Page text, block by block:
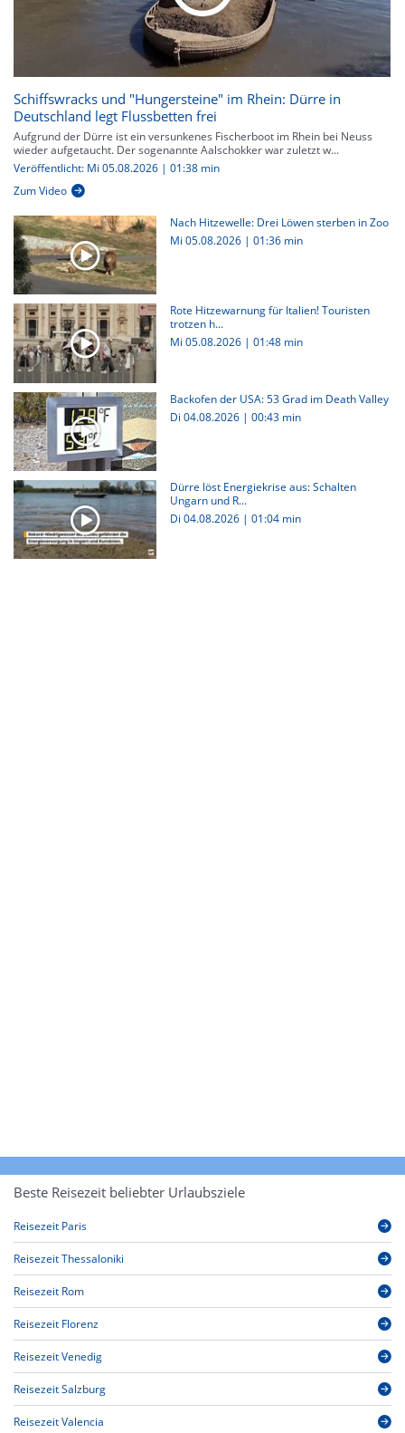
Schiffswracks und "Hungersteine" im Rhein: Dürre in
Deutschland legt Flussbetten frei
Aufgrund der Dürre ist ein versunkenes Fischerboot im Rhein bei Neuss
wieder aufgetaucht. Der sogenannte Aalschokker war zuletzt w...
Veröffentlicht: Mi 05.08.2026 | 01:38 min
Zum Video
Nach Hitzewelle: Drei Löwen sterben in Zoo
Mi 05.08.2026 | 01:36 min
Rote Hitzewarnung für Italien! Touristen
trotzen h...
Mi 05.08.2026 | 01:48 min
Backofen der USA: 53 Grad im Death Valley
Di 04.08.2026 | 00:43 min
Dürre löst Energiekrise aus: Schalten
Ungarn und R...
Di 04.08.2026 | 01:04 min
Beste Reisezeit beliebter Urlaubsziele
Reisezeit Paris
Reisezeit Thessaloniki
Reisezeit Rom
Reisezeit Florenz
Reisezeit Venedig
Reisezeit Salzburg
Reisezeit Valencia